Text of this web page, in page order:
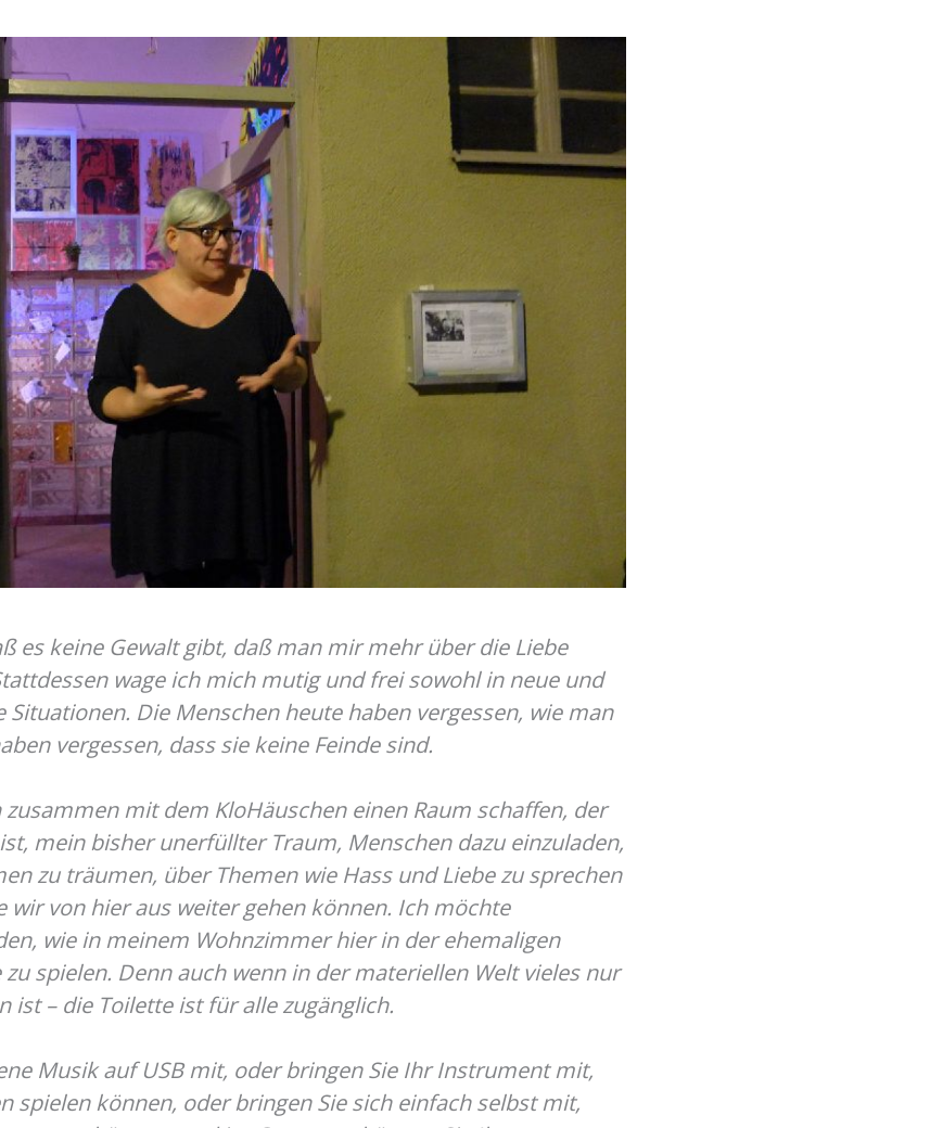
es keine Gewalt gibt, daß man mir mehr über die Liebe
wage ich mich mutig und frei sowohl in neue und
Situationen. Die Menschen heute haben vergessen, wie man
vergessen, dass sie keine Feinde sind.
mit dem KloHäuschen einen Raum schaffen, der
mein bisher unerfüllter Traum, Menschen dazu einzuladen,
zu träumen, über Themen wie Hass und Liebe zu sprechen
wir von hier aus weiter gehen können. Ich möchte
wie in meinem Wohnzimmer hier in der ehemaligen
spielen. Denn auch wenn in der materiellen Welt vieles nur
ist – die Toilette ist für alle zugänglich.
Musik auf USB mit, oder bringen Sie Ihr Instrument mit,
spielen können, oder bringen Sie sich einfach selbst mit,